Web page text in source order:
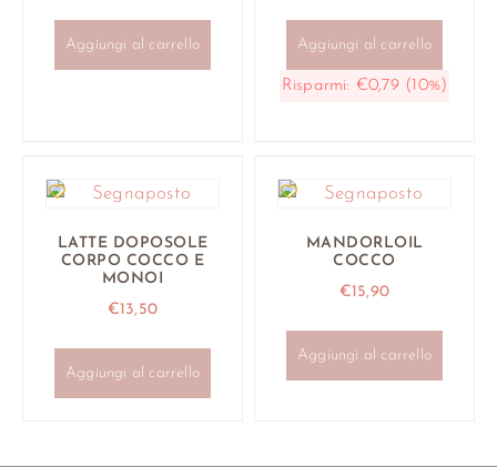
Aggiungi al carrello Aggiungi al carrello
Risparmi: €0,79(10%)
LATTE DOPOSOLE
CORPO COCCO E
MONOI
€13,50
Aggiungi al carrello
MANDORLOIL
COCCO
€15,90
Aggiungi al carrello